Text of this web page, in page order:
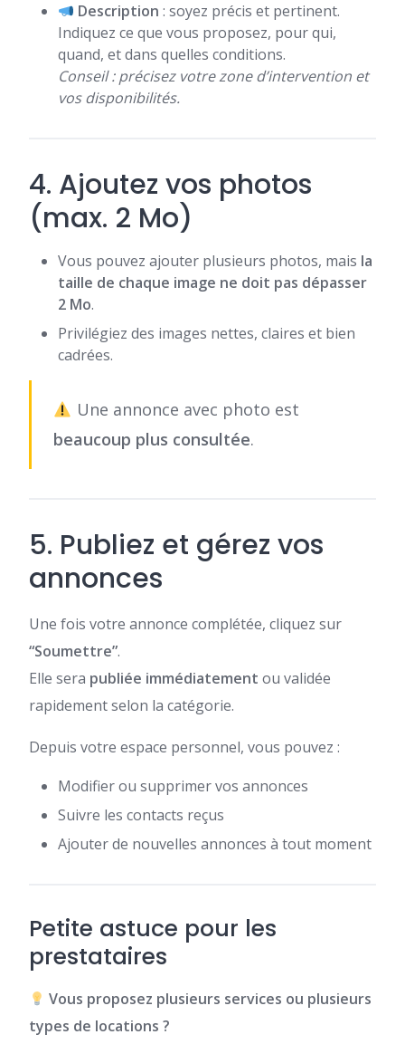
Description : soyez précis et pertinent.
Indiquez ce que vous proposez, pour qui,
quand, et dans quelles conditions.
Conseil : précisez votre zone d’intervention et
vos disponibilités.
4. Ajoutez vos photos
(max. 2 Mo)
Vous pouvez ajouter plusieurs photos, mais la
taille de chaque image ne doit pas dépasser
2 Mo.
Privilégiez des images nettes, claires et bien
cadrées.
Une annonce avec photo est
beaucoup plus consultée.
5. Publiez et gérez vos
annonces
Une fois votre annonce complétée, cliquez sur
“Soumettre”.
Elle sera publiée immédiatement ou validée
rapidement selon la catégorie.
Depuis votre espace personnel, vous pouvez :
Modifier ou supprimer vos annonces
Suivre les contacts reçus
Ajouter de nouvelles annonces à tout moment
Petite astuce pour les
prestataires
Vous proposez plusieurs services ou plusieurs
types de locations ?